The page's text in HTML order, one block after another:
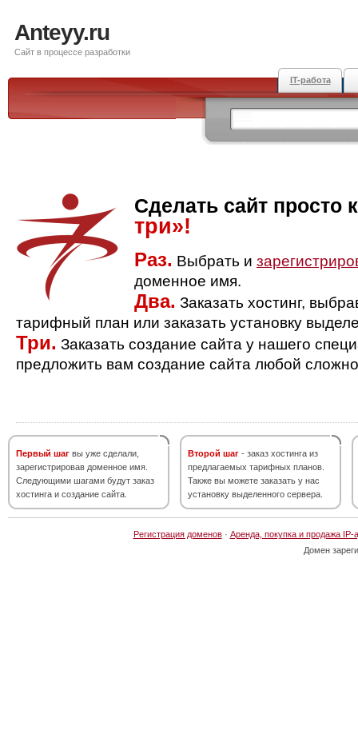
Anteyy.ru
Сайт в процессе разработки
IT-работа
Сделать сайт просто
три»!
Раз. Выбрать и
доменное имя.
Два. Заказать хостинг,
тарифный план или заказать установку
Три. Заказать создание сайта у нашего
предложить вам создание сайта любой
Первый шаг вы уже сделали,
зарегистрировав доменное имя.
Следующими шагами будут заказ
хостинга и создание сайта.
Второй шаг - заказ хостинга из
предлагаемых тарифных планов.
Также вы можете заказать у нас
установку выделенного сервера.
Регистрация доменов· Аренда, покупка и продажа IP-
Домен